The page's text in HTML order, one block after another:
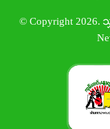
© Copyright 2026.